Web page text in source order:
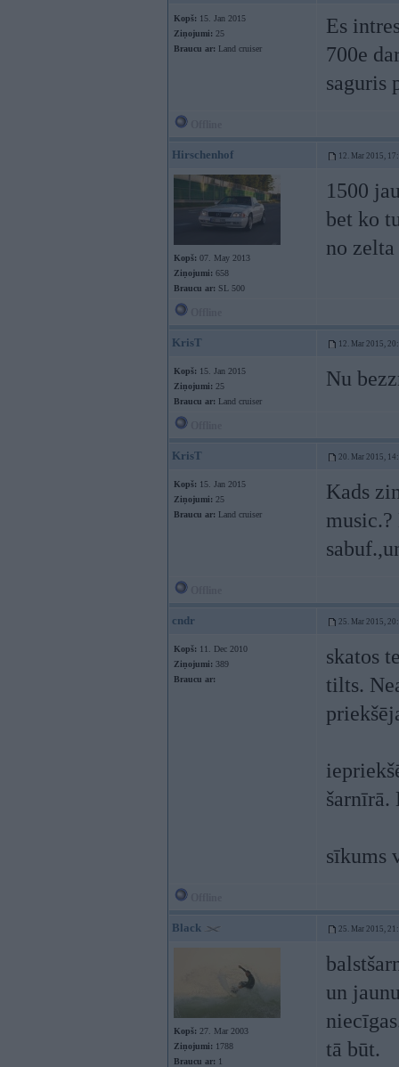
Kopš: 15. Jan 2015
Ziņojumi: 25
Braucu ar: Land cruiser
Es
700e
saguris
Hirschenhof 12. Mar 2015,
Kopš: 07. May 2013
Ziņojumi: 658
Braucu ar: SL 500
1500
bet ko
no
KrisT 12. Mar 2015,
Kopš: 15. Jan 2015
Ziņojumi: 25
Braucu ar: Land cruiser
Nu
KrisT 20. Mar 2015,
Kopš: 15. Jan 2015
Ziņojumi: 25
Braucu ar: Land cruiser
Kads
cndr 25. Mar 2015,
Kopš: 11. Dec 2010
Ziņojumi: 389
Braucu ar:
skatos
tilts.
šarnīrā.
sīkums
Black 25. Mar 2015,
Kopš: 27. Mar 2003
Ziņojumi: 1788
Braucu ar: 1
un
tā būt.